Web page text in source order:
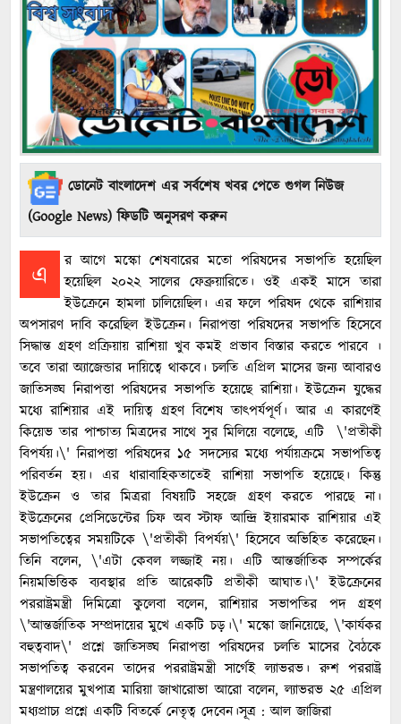
ডোনেট বাংলাদেশ এর সর্বশেষ খবর পেতে গুগল নিউজ
(Google News) ফিডটি অনুসরণ করুন
এ
র আগে মস্কো শেষবারের মতো পরিষদের সভাপতি হয়েছিল
হয়েছিল ২০২২ সালের ফেব্রুয়ারিতে। ওই একই মাসে তারা
ইউক্রেনে হামলা চালিয়েছিল। এর ফলে পরিষদ থেকে রাশিয়ার
অপসারণ দাবি করেছিল ইউক্রেন। নিরাপত্তা পরিষদের সভাপতি হিসেবে
সিদ্ধান্ত গ্রহণ প্রক্রিয়ায় রাশিয়া খুব কমই প্রভাব বিস্তার করতে পারবে ।
তবে তারা অ্যাজেন্ডার দায়িত্বে থাকবে। চলতি এপ্রিল মাসের জন্য আবারও
জাতিসঙ্ঘ নিরাপত্তা পরিষদের সভাপতি হয়েছে রাশিয়া। ইউক্রেন যুদ্ধের
মধ্যে রাশিয়ার এই দায়িত্ব গ্রহণ বিশেষ তাৎপর্যপূর্ণ। আর এ কারণেই
কিয়েভ তার পাশ্চাত্য মিত্রদের সাথে সুর মিলিয়ে বলেছে, এটি ‌ \'প্রতীকী
বিপর্যয়।\' নিরাপত্তা পরিষদের ১৫ সদস্যের মধ্যে পর্যায়ক্রমে সভাপতিত্ব
পরিবর্তন হয়। এর ধারাবাহিকতাতেই রাশিয়া সভাপতি হয়েছে। কিন্তু
ইউক্রেন ও তার মিত্ররা বিষয়টি সহজে গ্রহণ করতে পারছে না।
ইউক্রেনের প্রেসিডেন্টের চিফ অব স্টাফ আন্দ্রি ইয়ারমাক রাশিয়ার এই
সভাপতিত্বের সময়টিকে \'প্রতীকী বিপর্যয়\' হিসেবে অভিহিত করেছেন।
তিনি বলেন, \'এটা কেবল লজ্জাই নয়। এটি আন্তর্জাতিক সম্পর্কের
নিয়মভিত্তিক ব্যবস্থার প্রতি আরেকটি প্রতীকী আঘাত।\' ইউক্রেনের
পররাষ্ট্রমন্ত্রী দিমিত্রো কুলেবা বলেন, রাশিয়ার সভাপতির পদ গ্রহণ
\'আন্তর্জাতিক সম্প্রদায়ের মুখে একটি চড়।\' মস্কো জানিয়েছে, \'কার্যকর
বহুত্ববাদ\' প্রশ্নে জাতিসঙ্ঘ নিরাপত্তা পরিষদের চলতি মাসের বৈঠকে
সভাপতিত্ব করবেন তাদের পররাষ্ট্রমন্ত্রী সার্গেই ল্যাভরভ। রুশ পররাষ্ট্র
মন্ত্রণালয়ের মুখপাত্র মারিয়া জাখারোভা আরো বলেন, ল্যাভরভ ২৫ এপ্রিল
মধ্যপ্রাচ্য প্রশ্নে একটি বিতর্কে নেতৃত্ব দেবেন।সূত্র : আল জাজিরা